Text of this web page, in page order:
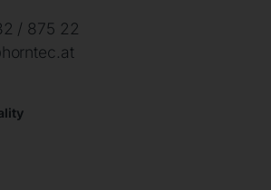
/ 875 22